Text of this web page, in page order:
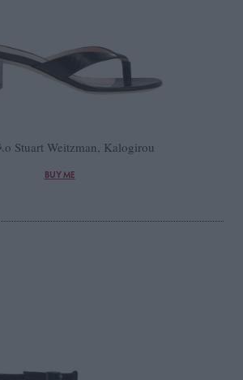
Stuart Weitzman, Kalogirou
BUY ME